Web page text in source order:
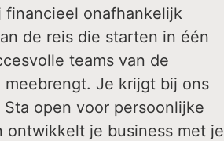
onafhankelijk
de reis die starten in één
teams van de
meebrengt. Je krijgt bij ons
open voor persoonlijke
ontwikkelt je business met je